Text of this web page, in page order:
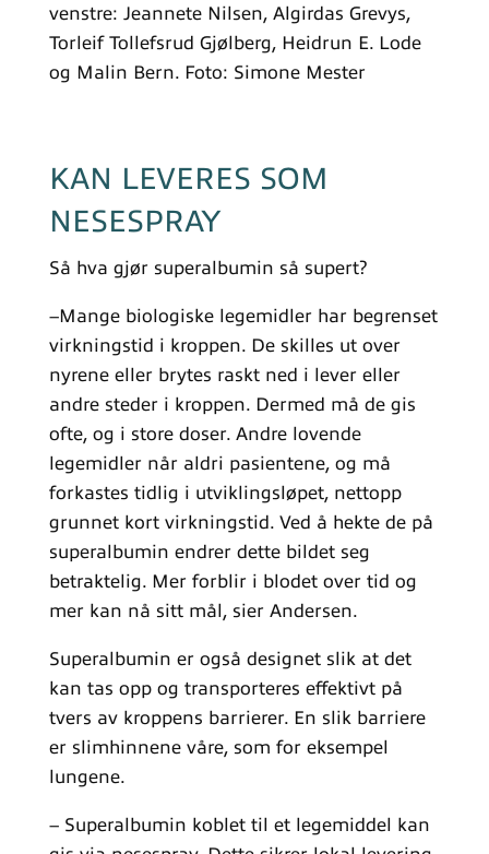
venstre: Jeannete Nilsen, Algirdas Grevys,
Torleif Tollefsrud Gjølberg, Heidrun E. Lode
og Malin Bern. Foto: Simone Mester
KAN LEVERES SOM
NESESPRAY
Så hva gjør superalbumin så supert?
–Mange biologiske legemidler har begrenset
virkningstid i kroppen. De skilles ut over
nyrene eller brytes raskt ned i lever eller
andre steder i kroppen. Dermed må de gis
ofte, og i store doser. Andre lovende
legemidler når aldri pasientene, og må
forkastes tidlig i utviklingsløpet, nettopp
grunnet kort virkningstid. Ved å hekte de på
superalbumin endrer dette bildet seg
betraktelig. Mer forblir i blodet over tid og
mer kan nå sitt mål, sier Andersen.
Superalbumin er også designet slik at det
kan tas opp og transporteres effektivt på
tvers av kroppens barrierer. En slik barriere
er slimhinnene våre, som for eksempel
lungene.
– Superalbumin koblet til et legemiddel kan